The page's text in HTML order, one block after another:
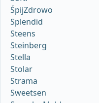
ŚpijZdrowo
Splendid
Steens
Steinberg
Stella
Stolar
Strama
Sweetsen